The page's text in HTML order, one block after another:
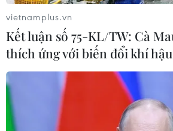
chuyên sâu tại Bệnh viện K
06/08/2026 02:13
Cứu nạn thành công 30 ngư dân
tàu cá bị cháy trên vùng biển
Hòa
05/08/2026 03:58
vietnamplus.vn
Kết luận số 75-KL/TW: Cà
thích ứng với biến đổi khí hậu